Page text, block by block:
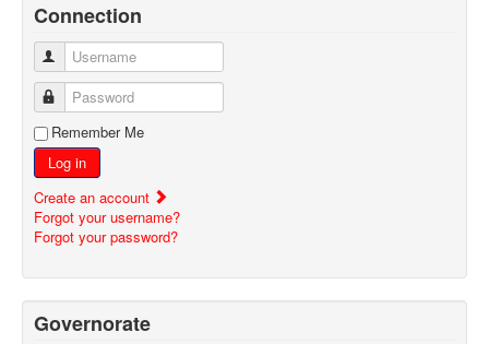
Connection
Username
Password
Remember Me
Log in
Create an account
Forgot your username?
Forgot your password?
Governorate